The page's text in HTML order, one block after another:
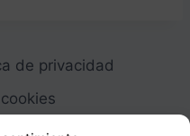
de privacidad